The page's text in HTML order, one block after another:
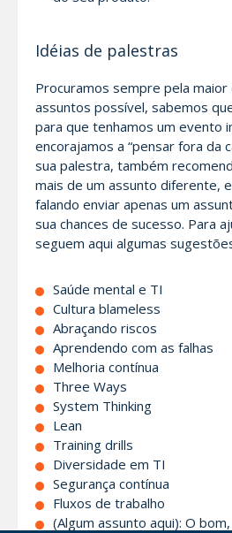
Idéias de palestras
Procuramos sempre pela
assuntos possível, sabemos
para que tenhamos um evento
encorajamos a “pensar fora da
sua palestra, também
mais de um assunto diferente,
falando enviar apenas um
sua chances de sucesso. Para
seguem aqui algumas
Saúde mental e TI
Cultura blameless
Abraçando riscos
Aprendendo com as falhas
Melhoria contínua
Three Ways
System Thinking
Lean
Training drills
Diversidade em TI
Segurança contínua
Fluxos de trabalho
(Algum assunto aqui): O